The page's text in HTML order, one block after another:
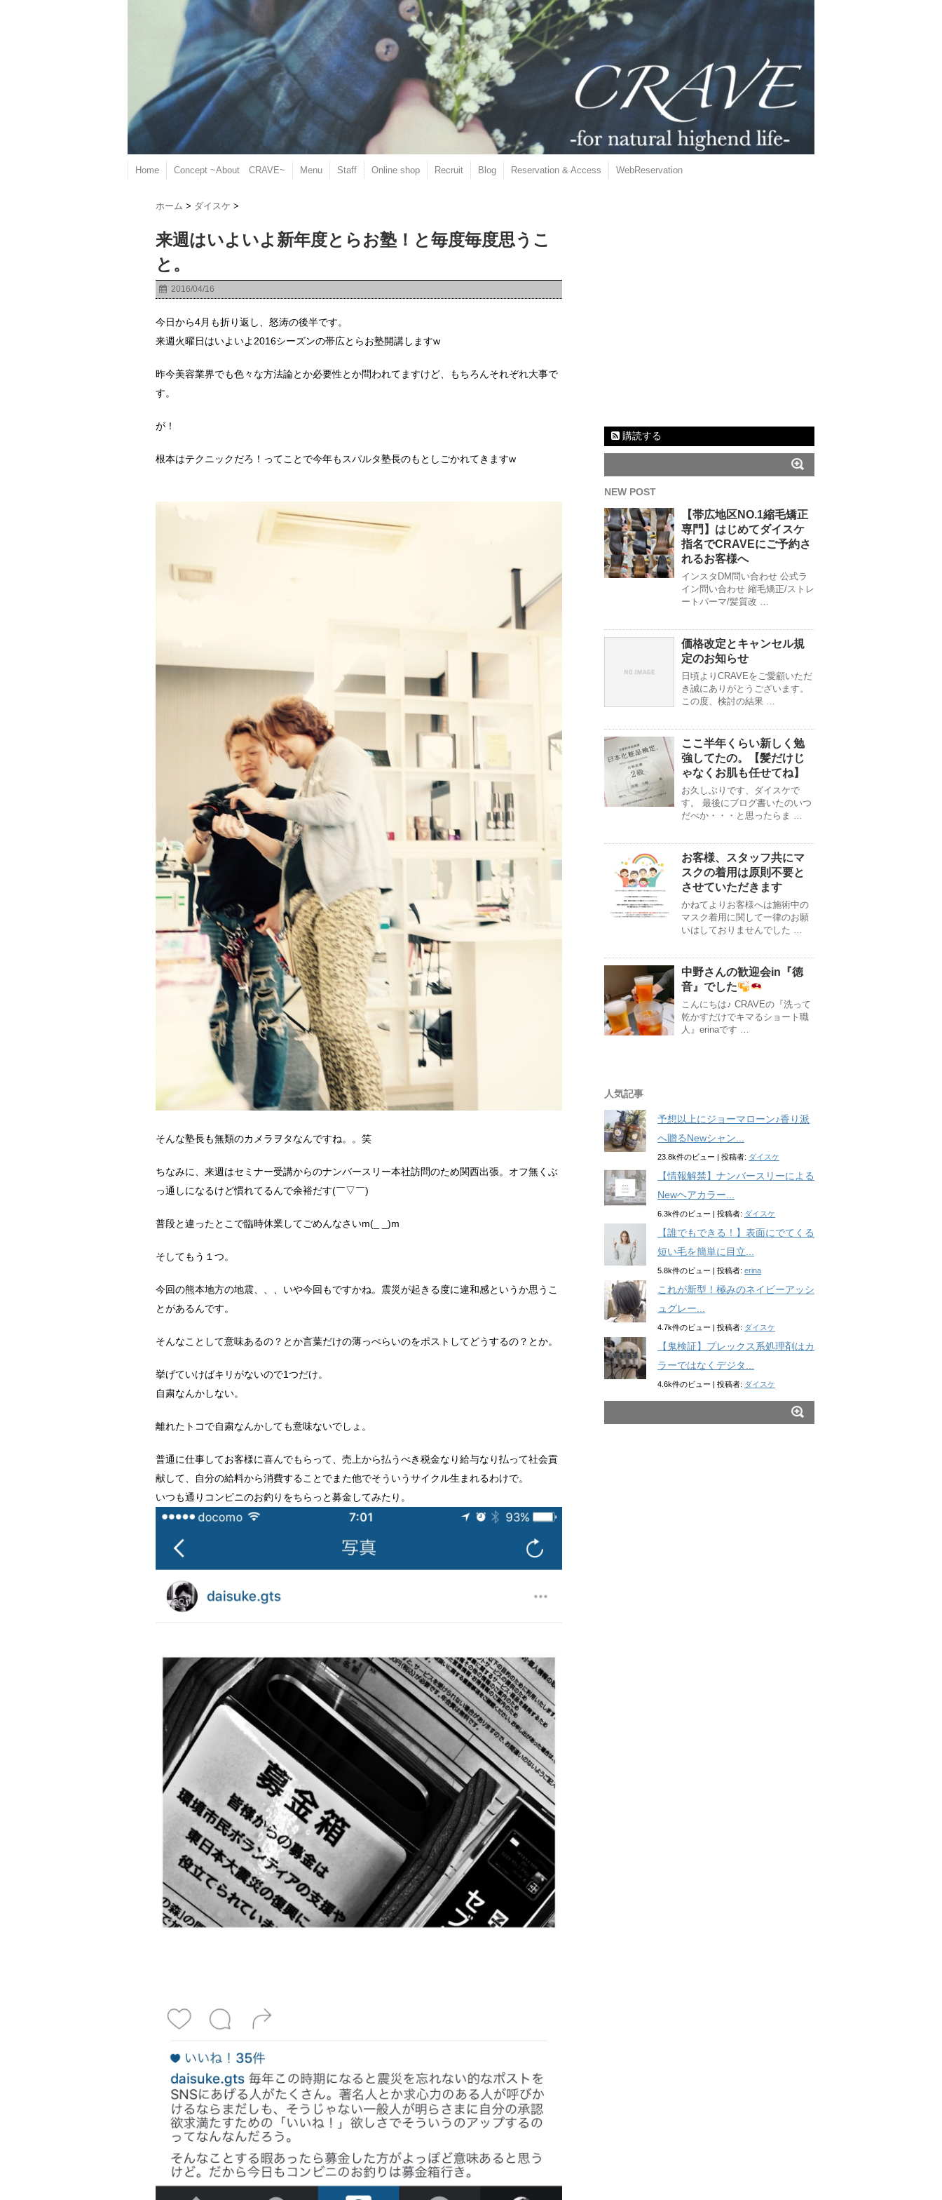
Home Concept ~About CRAVE~ Menu Staff Online shop Recruit Blog Reservation & Access WebReservation
ホーム > ダイスケ >
来週はいよいよ新年度とらお塾！と毎度毎度思うこ
と。
2016/04/16
今日から4月も折り返し、怒涛の後半です。
来週火曜日はいよいよ2016シーズンの帯広とらお塾開講しますw
昨今美容業界でも色々な方法論とか必要性とか問われてますけど、もちろんそれぞれ大事で
す。
が！
根本はテクニックだろ！ってことで今年もスパルタ塾長のもとしごかれてきますw
そんな塾長も無類のカメラヲタなんですね。。笑
ちなみに、来週はセミナー受講からのナンバースリー本社訪問のため関西出張。オフ無くぶ
っ通しになるけど慣れてるんで余裕だす(￣▽￣)
普段と違ったとこで臨時休業してごめんなさいm(_ _)m
そしてもう１つ。
今回の熊本地方の地震、、、いや今回もですかね。震災が起きる度に違和感というか思うこ
とがあるんです。
そんなことして意味あるの？とか言葉だけの薄っぺらいのをポストしてどうするの？とか。
挙げていけばキリがないので1つだけ。
自粛なんかしない。
離れたトコで自粛なんかしても意味ないでしょ。
普通に仕事してお客様に喜んでもらって、売上から払うべき税金なり給与なり払って社会貢
献して、自分の給料から消費することでまた他でそういうサイクル生まれるわけで。
いつも通りコンビニのお釣りをちらっと募金してみたり。
購読する
NEW POST
【帯広地区NO.1縮毛矯正
専門】はじめてダイスケ
指名でCRAVEにご予約さ
れるお客様へ
インスタDM問い合わせ 公式ラ
イン問い合わせ 縮毛矯正/ストレ
ートパーマ/髪質改 …
価格改定とキャンセル規
定のお知らせ
日頃よりCRAVEをご愛顧いただ
き誠にありがとうございます。
この度、検討の結果 …
ここ半年くらい新しく勉
強してたの。【髪だけじ
ゃなくお肌も任せてね】
お久しぶりです、ダイスケで
す。 最後にブログ書いたのいつ
だべか・・・と思ったらま …
お客様、スタッフ共にマ
スクの着用は原則不要と
させていただきます
かねてよりお客様へは施術中の
マスク着用に関して一律のお願
いはしておりませんでした …
中野さんの歓迎会in『徳
音』でした
こんにちは♪ CRAVEの『洗って
乾かすだけでキマるショート職
人』erinaです …
人気記事
予想以上にジョーマローン♪香り派
へ贈るNewシャン...
23.8k件のビュー | 投稿者: ダイスケ
【情報解禁】ナンバースリーによる
Newヘアカラー...
6.3k件のビュー | 投稿者: ダイスケ
【誰でもできる！】表面にでてくる
短い毛を簡単に目立...
5.8k件のビュー | 投稿者: erina
これが新型！極みのネイビーアッシ
ュグレー...
4.7k件のビュー | 投稿者: ダイスケ
【鬼検証】プレックス系処理剤はカ
ラーではなくデジタ...
4.6k件のビュー | 投稿者: ダイスケ